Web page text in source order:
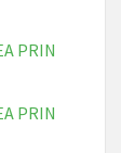
PRIN
PRIN